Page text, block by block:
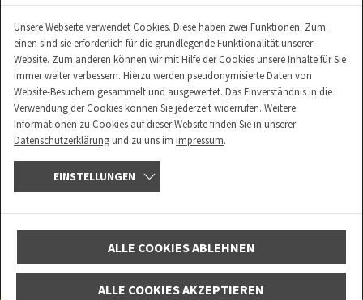
KARRIERE BEI ATE
LOGIN
© Copyright 2026 ATE Antriebstechnik und Entwicklungs GmbH & Co. KG – Site
developed byALPENBLICKDREI
Impressum | Datenschutz
Unsere Webseite verwendet Cookies. Diese haben zwei Funktionen: Zum
einen sind sie erforderlich für die grundlegende Funktionalität unserer
Website. Zum anderen können wir mit Hilfe der Cookies unsere Inhalte für Sie
immer weiter verbessern. Hierzu werden pseudonymisierte Daten von
Website-Besuchern gesammelt und ausgewertet. Das Einverständnis in die
Verwendung der Cookies können Sie jederzeit widerrufen. Weitere
Informationen zu Cookies auf dieser Website finden Sie in unserer
Datenschutzerklärungund zu uns im Impressum.
EINSTELLUNGEN
ALLE COOKIES ABLEHNEN
ALLE COOKIES AKZEPTIEREN